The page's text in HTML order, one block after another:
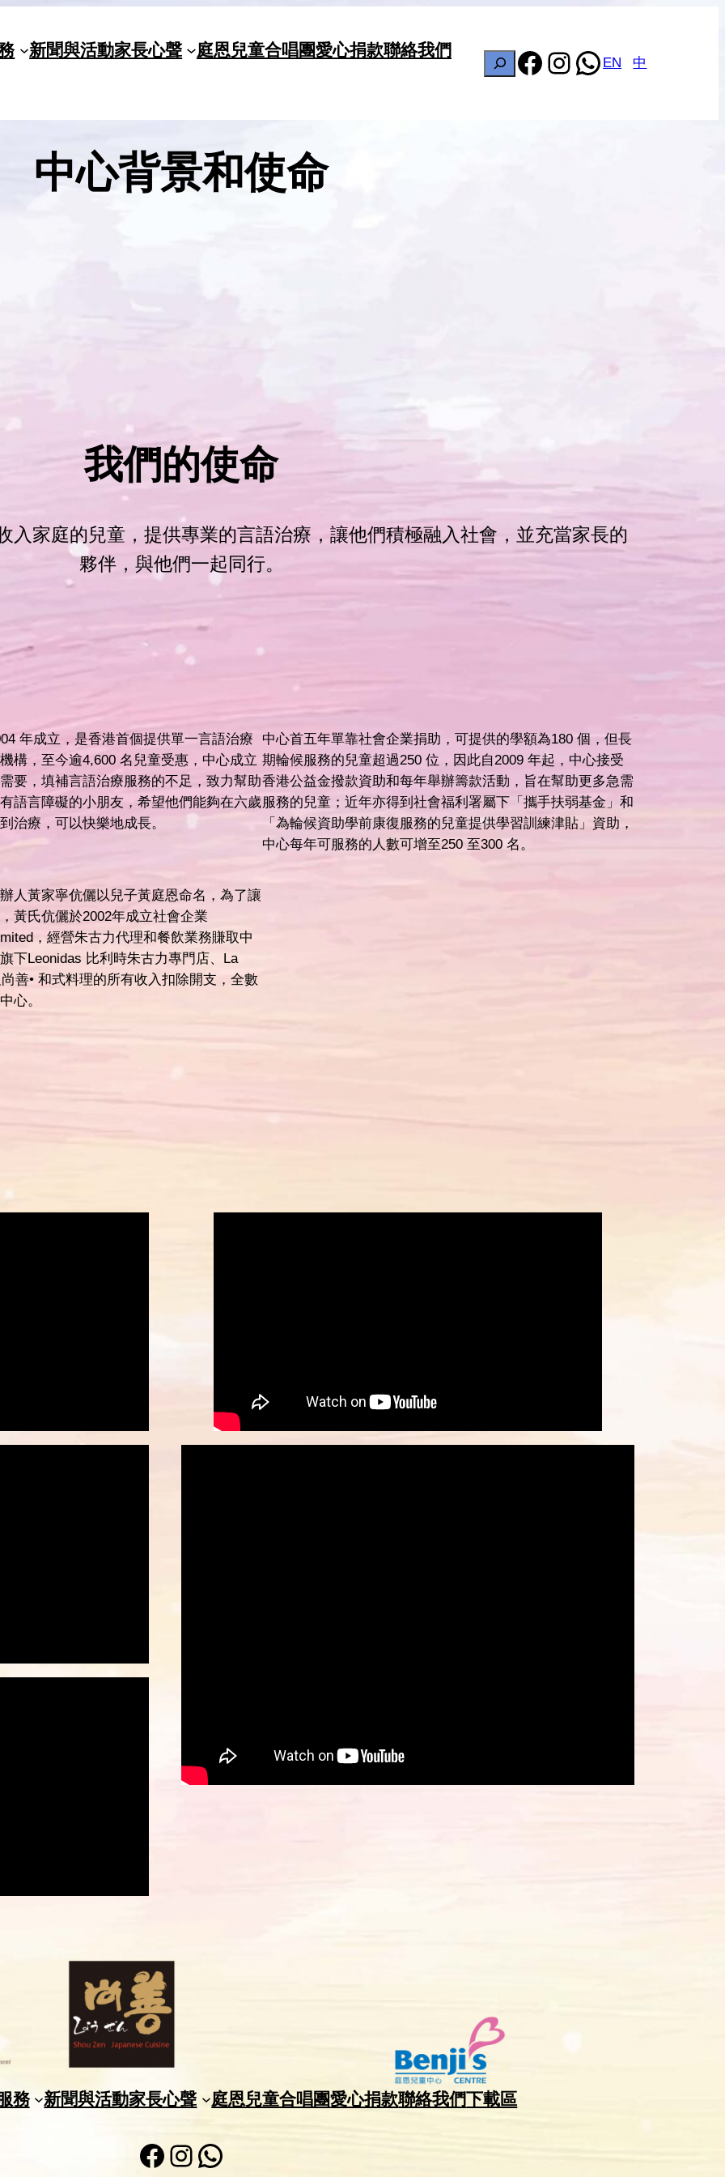
新聞與活動家長心聲 庭恩兒童合唱團愛心捐款聯絡我們
搜
尋
Facebook
Instagram
WhatsApp
EN 中
中心背景和使命
我們的使命
入家庭的兒童，提供專業的言語治療，讓他們積極融入社會，並充當家長的
夥伴，與他們一起同行。
年成立，是香港首個提供單一言語治療
構，至今逾4,600 名兒童受惠，中心成立
要，填補言語治療服務的不足，致力幫助
語言障礙的小朋友，希望他們能夠在六歲
治療，可以快樂地成長。
人黃家寧伉儷以兒子黃庭恩命名，為了讓
黃氏伉儷於2002年成立社會企業
，經營朱古力代理和餐飲業務賺取中
下Leonidas 比利時朱古力專門店、La
善• 和式料理的所有收入扣除開支，全數
心。
中心首五年單靠社會企業捐助，可提供的學額為180 個，但長
期輪候服務的兒童超過250 位，因此自2009 年起，中心接受
香港公益金撥款資助和每年舉辦籌款活動，旨在幫助更多急需
服務的兒童；近年亦得到社會福利署屬下「攜手扶弱基金」和
「為輪候資助學前康復服務的兒童提供學習訓練津貼」資助，
中心每年可服務的人數可增至250 至300 名。
務 新聞與活動家長心聲 庭恩兒童合唱團愛心捐款聯絡我們下載區
Facebook
Instagram
WhatsApp